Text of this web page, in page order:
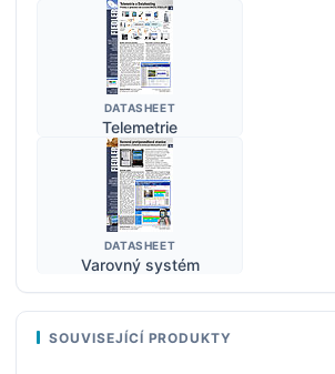
DATASHEET
Telemetrie
DATASHEET
Varovný systém
SOUVISEJÍCÍ PRODUKTY